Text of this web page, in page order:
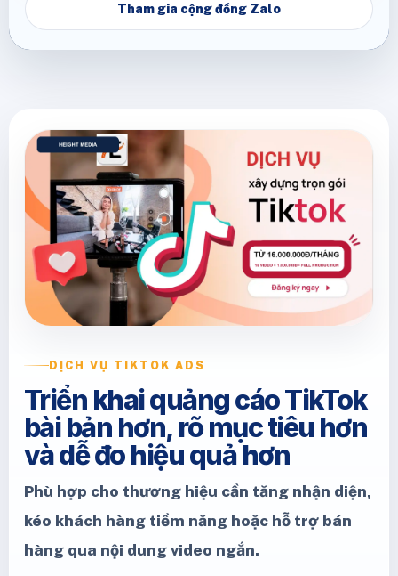
Tham gia cộng đồng Zalo
DỊCH VỤ TIKTOK ADS
Triển khai quảng cáo TikTok
bài bản hơn, rõ mục tiêu hơn
và dễ đo hiệu quả hơn
Phù hợp cho thương hiệu cần tăng nhận diện,
kéo khách hàng tiềm năng hoặc hỗ trợ bán
hàng qua nội dung video ngắn.